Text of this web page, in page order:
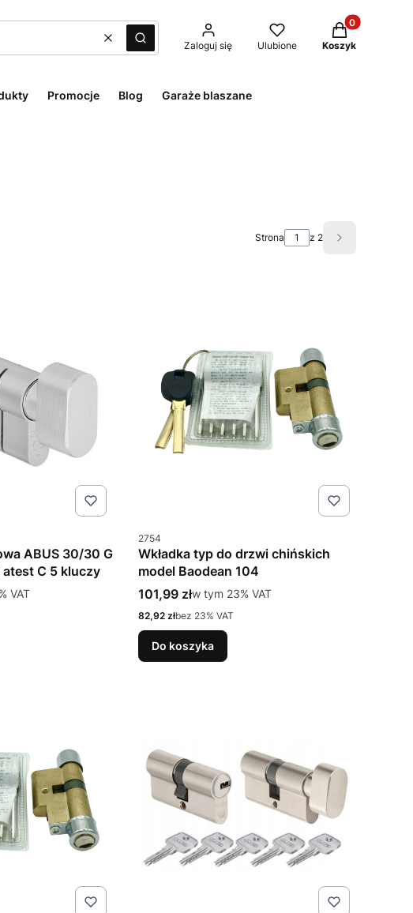
WyczyśćSzukaj Zaloguj się Ulubione
Produkty w
Koszyk
Promocje Blog Garaże blaszane
Strona z 2 Następne
ABUS 30/30 G
atest C 5 kluczy
VAT
Kod produktu
2754
Wkładka typ do drzwi chińskich
model Baodean 104
Cena brutto
101,99 złw tym %s VAT
w tym 23% VAT
Cena netto
82,92 złbez 23% VAT
Do koszyka